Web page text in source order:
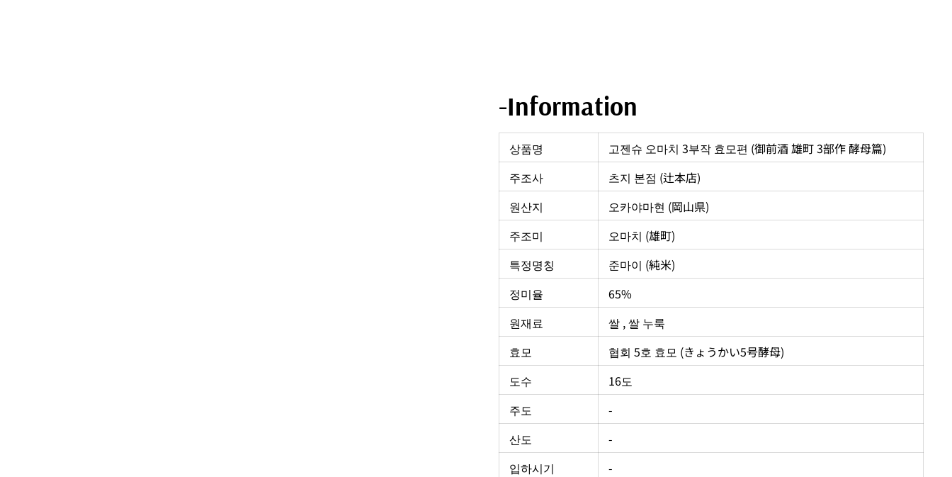
-Information
상품명
고젠슈 오마치 3부작 효모편 (御前酒 雄町 3部作 酵母篇)
주조사
츠지 본점 (辻本店)
원산지
오카야마현 (岡山県)
주조미
오마치 (雄町)
특정명칭
준마이 (純米)
정미율
65%
원재료
쌀 , 쌀 누룩
효모
협회 5호 효모 (きょうかい5号酵母)
도수
16도
주도
-
산도
-
입하시기
-